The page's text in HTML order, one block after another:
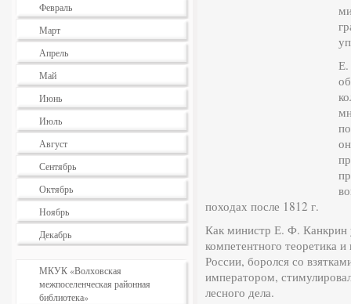
Февраль
Март
Апрель
Май
Июнь
Июль
Август
Сентябрь
Октябрь
Ноябрь
Декабрь
МКУК «Волховская
межпоселенческая районная
библиотека»
Е.
походах после 1812 г.
Как министр Е. Ф. Канкрин
компетентного теоретика
России, боролся со
императором,
лесного дела.